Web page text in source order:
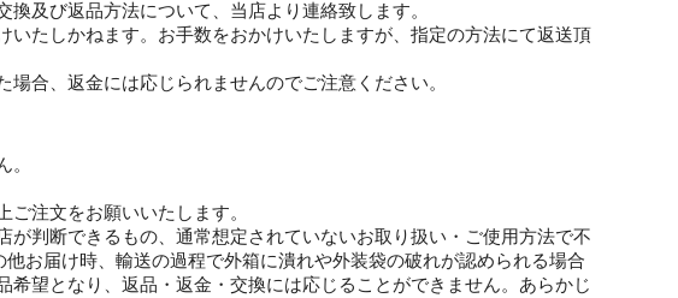
及び返品方法について、当店より連絡致します。
たしかねます。お手数をおかけいたしますが、指定の方法にて返送頂
合、返金には応じられませんのでご注意ください。
。
注文をお願いいたします。
判断できるもの、通常想定されていないお取り扱い・ご使用方法で不
お届け時、輸送の過程で外箱に潰れや外装袋の破れが認められる場合
望となり、返品・返金・交換には応じることができません。あらかじ